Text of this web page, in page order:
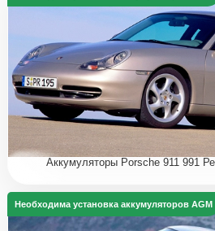
Аккумуляторы Porsche 911 991
Необходима установка аккумуляторов AGM